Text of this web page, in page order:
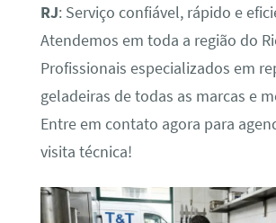
RJ: Serviço confiável, rápido e
Atendemos em toda a região do
Profissionais especializados em
geladeiras de todas as marcas e
Entre em contato agora para
visita técnica!